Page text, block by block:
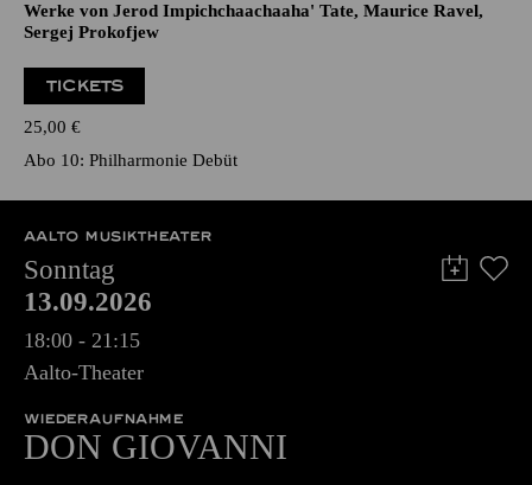
Werke von Jerod Impichchaachaaha' Tate, Maurice Ravel,
Sergej Prokofjew
TICKETS
25,00 €
Abo 10: Philharmonie Debüt
AALTO MUSIKTHEATER
Sonntag
13.09.2026
18:00 - 21:15
Aalto-Theater
WIEDERAUFNAHME
DON GIO­VANNI